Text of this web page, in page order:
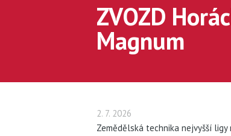
ZVOZD
Magnum
2. 7. 2026
Zemědělská technika nejvyšší